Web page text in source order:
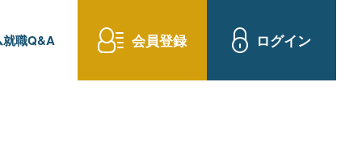
就職Q&A 会員登録 ログイン